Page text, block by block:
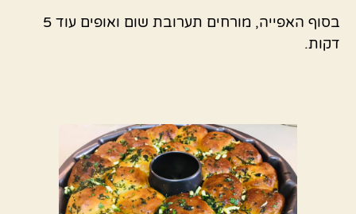
בסוף האפייה, מורחים תערובת שום ואופים עוד 5
דקות.